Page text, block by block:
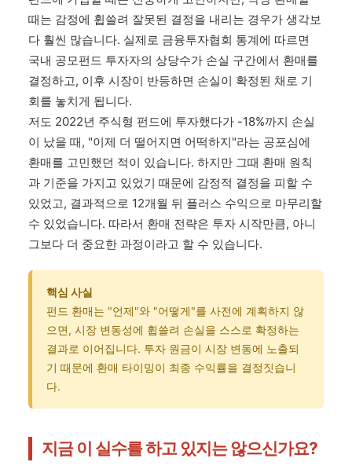
때는 감정에 휩쓸려 잘못된 결정을 내리는 경우가 생각보
다 훨씬 많습니다. 실제로 금융투자협회 통계에 따르면
국내 공모펀드 투자자의 상당수가 손실 구간에서 환매를
결정하고, 이후 시장이 반등하면 손실이 확정된 채로 기
회를 놓치게 됩니다.
저도 2022년 주식형 펀드에 투자했다가 -18%까지 손실
이 났을 때, "이제 더 떨어지면 어떡하지"라는 공포심에
환매를 고민했던 적이 있습니다. 하지만 그때 환매 원칙
과 기준을 가지고 있었기 때문에 감정적 결정을 피할 수
있었고, 결과적으로 12개월 뒤 플러스 수익으로 마무리할
수 있었습니다. 따라서 환매 전략은 투자 시작만큼, 아니
그보다 더 중요한 과정이라고 할 수 있습니다.
핵심 사실
펀드 환매는 "언제"와 "어떻게"를 사전에 계획하지 않
으면, 시장 변동성에 휩쓸려 손실을 스스로 확정하는
결과로 이어집니다. 투자 원금이 시장 변동에 노출되
기 때문에 환매 타이밍이 최종 수익률을 결정짓습니
다.
지금 이 실수를 하고 있지는 않으신가요?